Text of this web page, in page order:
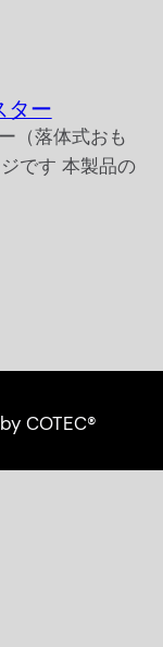
ター
（落体式おも
です 本製品の
COTEC®